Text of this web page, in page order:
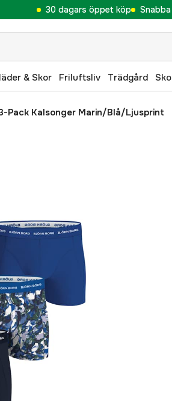
30 dagars öppet köp
& Skor Friluftsliv Trädgård
Pack Kalsonger Marin/Blå/Ljusprint